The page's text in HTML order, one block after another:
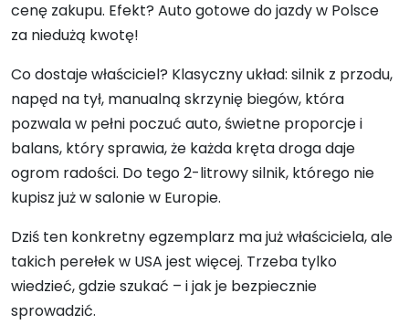
cenę zakupu. Efekt? Auto gotowe do jazdy w Polsce
za niedużą kwotę!
Co dostaje właściciel? Klasyczny układ: silnik z przodu,
napęd na tył, manualną skrzynię biegów, która
pozwala w pełni poczuć auto, świetne proporcje i
balans, który sprawia, że każda kręta droga daje
ogrom radości. Do tego 2-litrowy silnik, którego nie
kupisz już w salonie w Europie.
Dziś ten konkretny egzemplarz ma już właściciela, ale
takich perełek w USA jest więcej. Trzeba tylko
wiedzieć, gdzie szukać – i jak je bezpiecznie
sprowadzić.